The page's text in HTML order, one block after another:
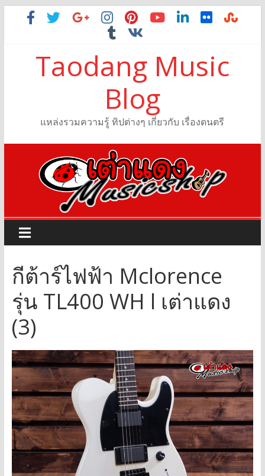
Taodang Music
Blog
แหล่งรวมความรู้ ทิปต่างๆ เกี่ยวกับ เรื่องดนตรี
กีต้าร์ไฟฟ้า Mclorence
รุ่น TL400 WH l เต่าแดง
(3)